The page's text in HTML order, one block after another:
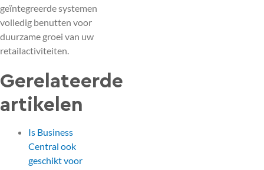
geïntegreerde systemen
volledig benutten voor
duurzame groei van uw
retailactiviteiten.
Gerelateerde
artikelen
Is Business
Central ook
geschikt voor